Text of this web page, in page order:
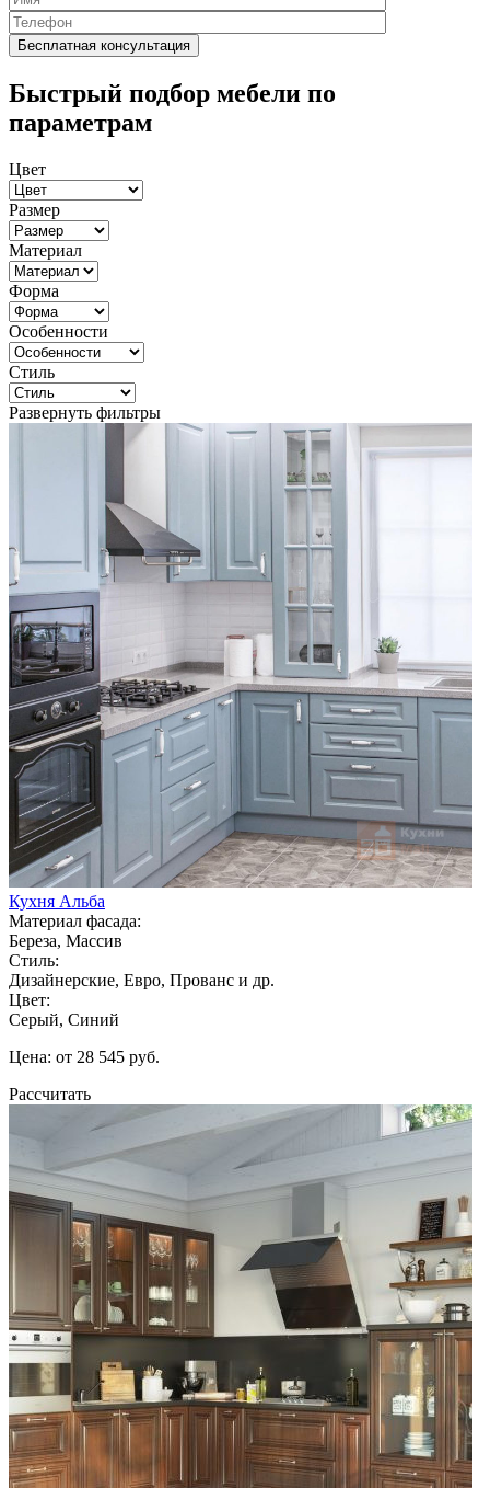
Быстрый подбор мебели по
параметрам
Цвет
Размер
Материал
Форма
Особенности
Стиль
Развернуть фильтры
Кухня Альба
Материал фасада:
Береза, Массив
Стиль:
Дизайнерские, Евро, Прованс и др.
Цвет:
Серый, Синий
Цена: от 28 545 руб.
Рассчитать